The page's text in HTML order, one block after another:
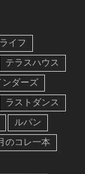
イフ
テラスハウス
ンダーズ
ラストダンス
ルパン
のコレ一本